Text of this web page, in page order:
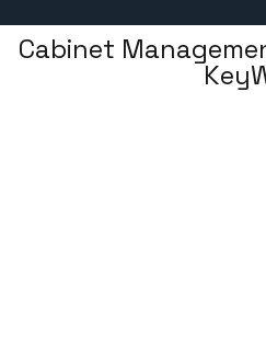
Cabinet